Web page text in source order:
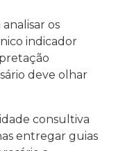
os
indicador
deve olhar
consultiva
entregar guias